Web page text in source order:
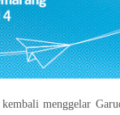
menggelar